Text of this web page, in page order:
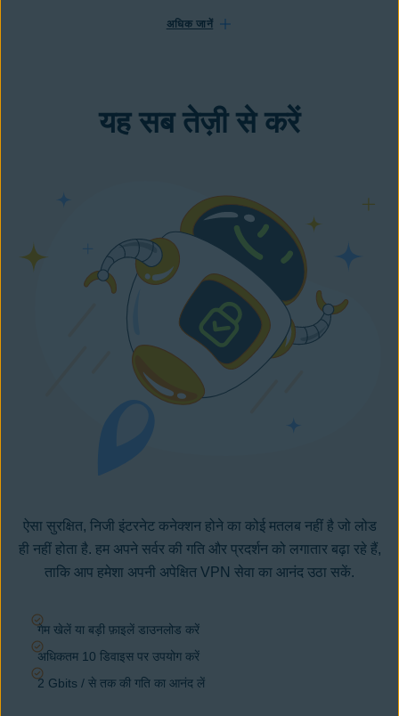
अधिक जानें
यह सब तेज़ी से करें
ऐसा सुरक्षित, निजी इंटरनेट कनेक्शन होने का कोई मतलब नहीं है जो लोड
ही नहीं होता है. हम अपने सर्वर की गति और प्रदर्शन को लगातार बढ़ा रहे हैं,
ताकि आप हमेशा अपनी अपेक्षित VPN सेवा का आनंद उठा सकें.
गेम खेलें या बड़ी फ़ाइलें डाउनलोड करें
अधिकतम 10 डिवाइस पर उपयोग करें
2 Gbits / से तक की गति का आनंद लें